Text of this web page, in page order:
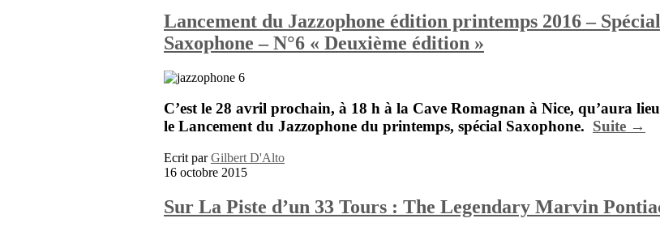
Lancement du Jazzophone édition printemps 2016 – Spécial
Saxophone – N°6 « Deuxième édition »
C’est le 28 avril prochain, à 18 h à la Cave Romagnan à Nice, qu’aura lieu
le Lancement du Jazzophone du printemps, spécial Saxophone. Suite →
Ecrit parGilbert D'Alto
16 octobre 2015
Sur La Piste d’un 33 Tours : The Legendary Marvin